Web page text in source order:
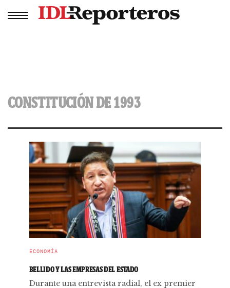
CONSTITUCIÓN DE 1993
ECONOMÍA
BELLIDO Y LAS EMPRESAS DEL ESTADO
Durante una entrevista radial, el ex premier